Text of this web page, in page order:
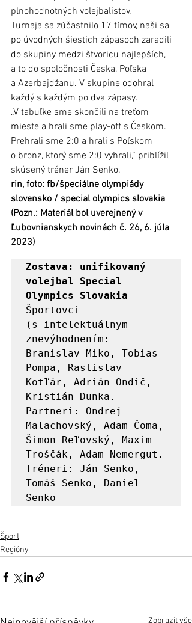
plnohodnotných volejbalistov.
Turnaja sa zúčastnilo 17 tímov, naši sa
po úvodných šiestich zápasoch zaradili
do skupiny medzi štvoricu najlepších,
a to do spoločnosti Česka, Poľska
a Azerbajdžanu. V skupine odohral
každý s každým po dva zápasy.
„V tabuľke sme skončili na treťom
mieste a hrali sme play-off s Českom.
Prehrali sme 2:0 a hrali s Poľskom
o bronz, ktorý sme 2:0 vyhrali,“ priblížil
skúsený tréner Ján Senko.
rin, foto: fb/špeciálne olympiády
slovensko / special olympics slovakia
(Pozn.: Materiál bol uverejnený v
Ľubovnianskych novinách č. 26, 6. júla
2023)
Zostava: unifikovaný
volejbal Special
Športovci
(s intelektuálnym
znevýhodnením:
Branislav Miko, Tobias
Pompa, Rastislav
Kotľár, Adrián Ondič,
Kristián Dunka.
Partneri: Ondrej
Malachovský, Adam Čoma,
Šimon Reľovský, Maxim
Troščák, Adam Nemergut.
Tréneri: Ján Senko,
Tomáš Senko, Daniel
Senko
Šport
Regióny